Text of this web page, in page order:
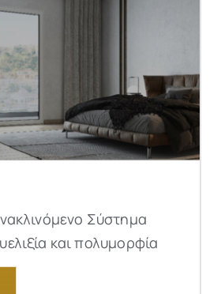
Σύστημα
και πολυμορφία